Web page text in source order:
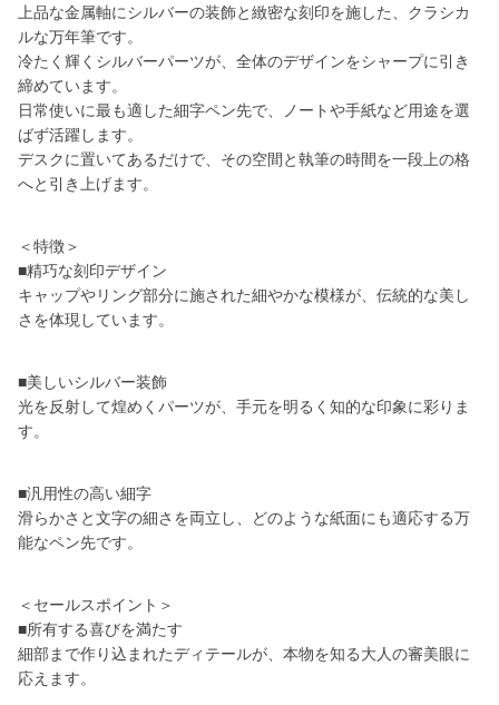
上品な金属軸にシルバーの装飾と緻密な刻印を施した、クラシカ
ルな万年筆です。
冷たく輝くシルバーパーツが、全体のデザインをシャープに引き
締めています。
日常使いに最も適した細字ペン先で、ノートや手紙など用途を選
ばず活躍します。
デスクに置いてあるだけで、その空間と執筆の時間を一段上の格
へと引き上げます。
＜特徴＞
■精巧な刻印デザイン
キャップやリング部分に施された細やかな模様が、伝統的な美し
さを体現しています。
■美しいシルバー装飾
光を反射して煌めくパーツが、手元を明るく知的な印象に彩りま
す。
■汎用性の高い細字
滑らかさと文字の細さを両立し、どのような紙面にも適応する万
能なペン先です。
＜セールスポイント＞
■所有する喜びを満たす
細部まで作り込まれたディテールが、本物を知る大人の審美眼に
応えます。